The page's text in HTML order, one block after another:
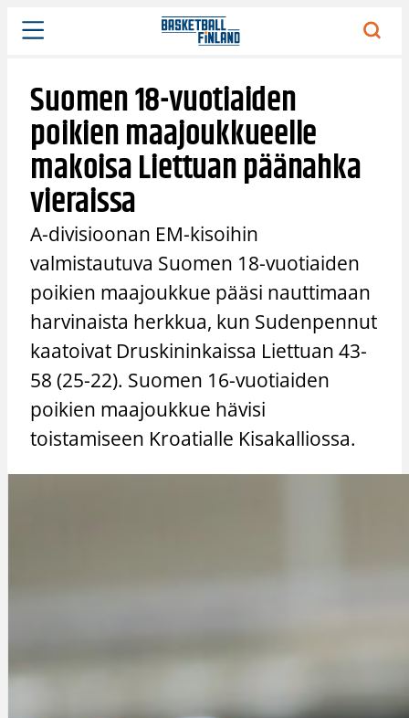
Siirry
sisältöön
Suomen 18-vuotiaiden
poikien maajoukkueelle
makoisa Liettuan päänahka
vieraissa
A-divisioonan EM-kisoihin
valmistautuva Suomen 18-vuotiaiden
poikien maajoukkue pääsi nauttimaan
harvinaista herkkua, kun Sudenpennut
kaatoivat Druskininkaissa Liettuan 43-
58 (25-22). Suomen 16-vuotiaiden
poikien maajoukkue hävisi
toistamiseen Kroatialle Kisakalliossa.